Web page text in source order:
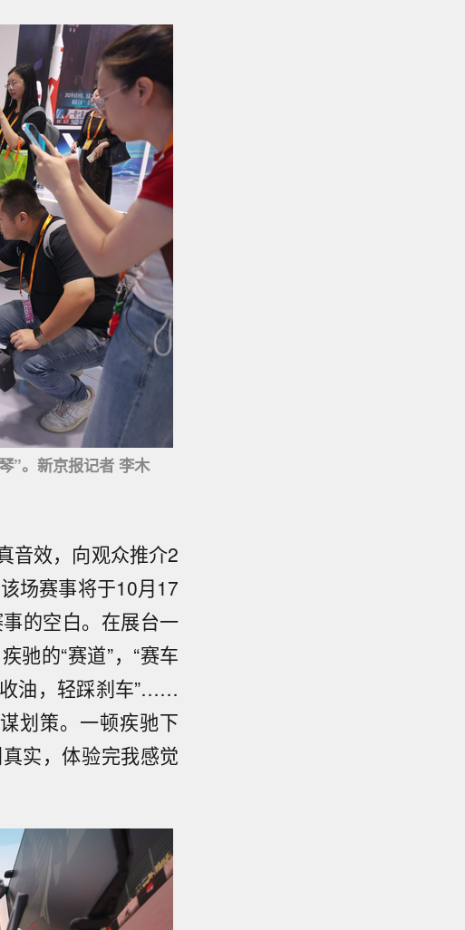
”。新京报记者 李木
音效，向观众推介2
场赛事将于10月17
的空白。在展台一
驰的“赛道”，“赛车
收油，轻踩刹车”……
划策。一顿疾驰下
实，体验完我感觉